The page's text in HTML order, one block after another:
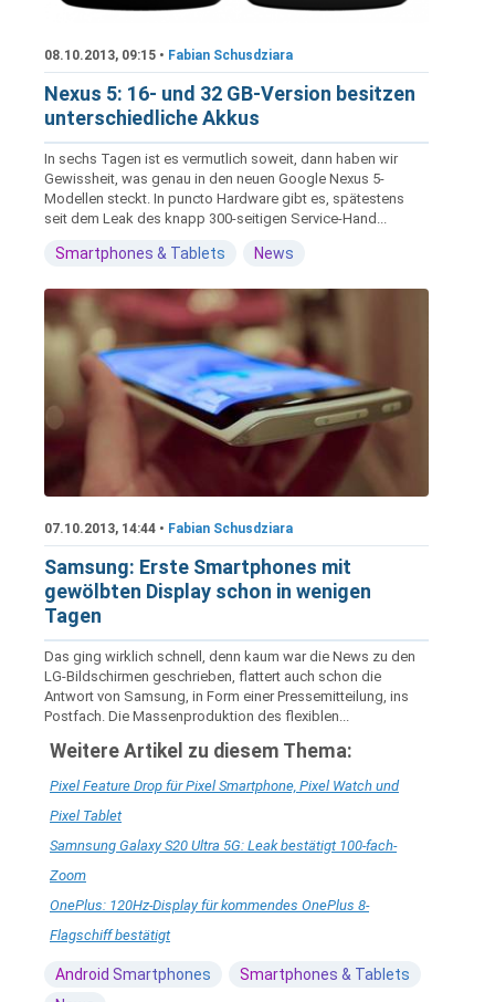
08.10.2013, 09:15 • Fabian Schusdziara
Nexus 5: 16- und 32 GB-Version besitzen
unterschiedliche Akkus
In sechs Tagen ist es vermutlich soweit, dann haben wir
Gewissheit, was genau in den neuen Google Nexus 5-
Modellen steckt. In puncto Hardware gibt es, spätestens
seit dem Leak des knapp 300-seitigen Service-Hand...
Smartphones & Tablets News
07.10.2013, 14:44 • Fabian Schusdziara
Samsung: Erste Smartphones mit
gewölbten Display schon in wenigen
Tagen
Das ging wirklich schnell, denn kaum war die News zu den
LG-Bildschirmen geschrieben, flattert auch schon die
Antwort von Samsung, in Form einer Pressemitteilung, ins
Postfach. Die Massenproduktion des flexiblen...
Weitere Artikel zu diesem Thema:
Pixel Feature Drop für Pixel Smartphone, Pixel Watch und
Pixel Tablet
Samnsung Galaxy S20 Ultra 5G: Leak bestätigt 100-fach-
Zoom
OnePlus: 120Hz-Display für kommendes OnePlus 8-
Flagschiff bestätigt
Android Smartphones
Smartphones & Tablets